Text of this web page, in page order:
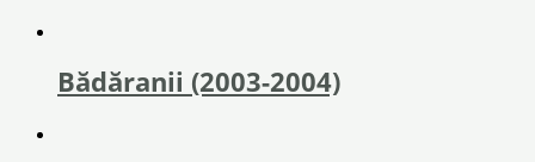
Bădăranii (2003-2004)